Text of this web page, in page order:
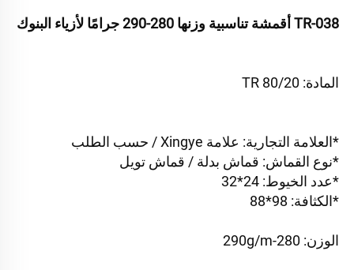
TR-038 أقمشة تناسبية وزنها 280-290 جرامًا لأزياء البنوك
المادة: TR 80/20
*العلامة التجارية: علامة Xingye / حسب الطلب
*نوع القماش: قماش بدلة / قماش تويل
*عدد الخيوط: 24*32
*الكثافة: 98*88
الوزن: 280-290g/m